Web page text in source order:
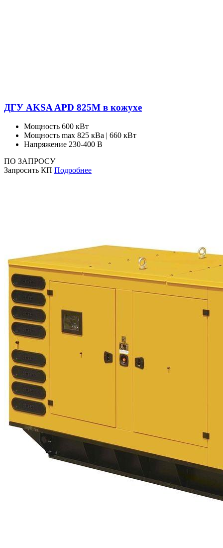
ДГУ AKSA APD 825M в кожухе
Мощность 600 кВт
Мощность max 825 кВа | 660 кВт
Напряжение 230-400 В
ПО ЗАПРОСУ
Запросить КП Подробнее